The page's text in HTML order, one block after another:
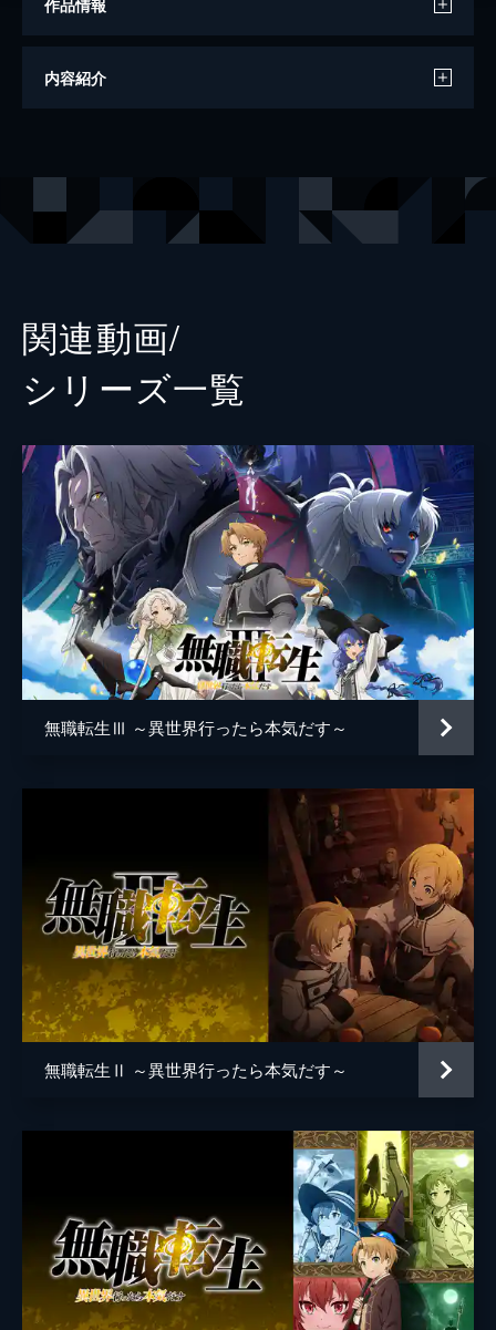
作品情報
著者
内容紹介
関連動画/
シリーズ⼀覧
無職転生Ⅲ ～異世界行ったら本気だす～
無職転生Ⅱ ～異世界行ったら本気だす～